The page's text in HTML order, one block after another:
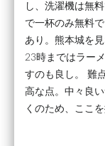
し、洗濯機は無
で一杯のみ無料
あり。熊本城を
23時まではラー
すのも良し。 難
高な点。中々良
くのため、ここ